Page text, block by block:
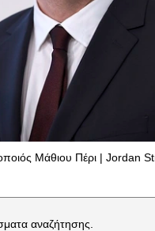
Μάθιου Πέρι | Jordan
αναζήτησης.